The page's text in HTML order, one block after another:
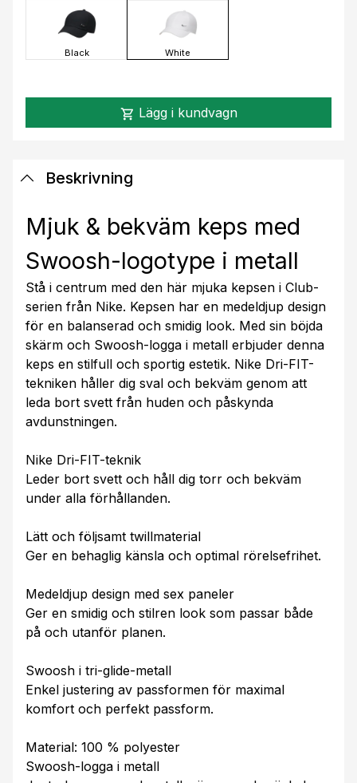
Black White
shopping_cart Lägg i kundvagn
Beskrivning
Mjuk & bekväm keps med
Swoosh-logotype i metall
Stå i centrum med den här mjuka kepsen i Club-
serien från Nike. Kepsen har en medeldjup design
för en balanserad och smidig look. Med sin böjda
skärm och Swoosh-logga i metall erbjuder denna
keps en stilfull och sportig estetik. Nike Dri-FIT-
tekniken håller dig sval och bekväm genom att
leda bort svett från huden och påskynda
avdunstningen.
Nike Dri-FIT-teknik
Leder bort svett och håll dig torr och bekväm
under alla förhållanden.
Lätt och följsamt twillmaterial
Ger en behaglig känsla och optimal rörelsefrihet.
Medeldjup design med sex paneler
Ger en smidig och stilren look som passar både
på och utanför planen.
Swoosh i tri-glide-metall
Enkel justering av passformen för maximal
komfort och perfekt passform.
Material: 100 % polyester
Swoosh-logga i metall